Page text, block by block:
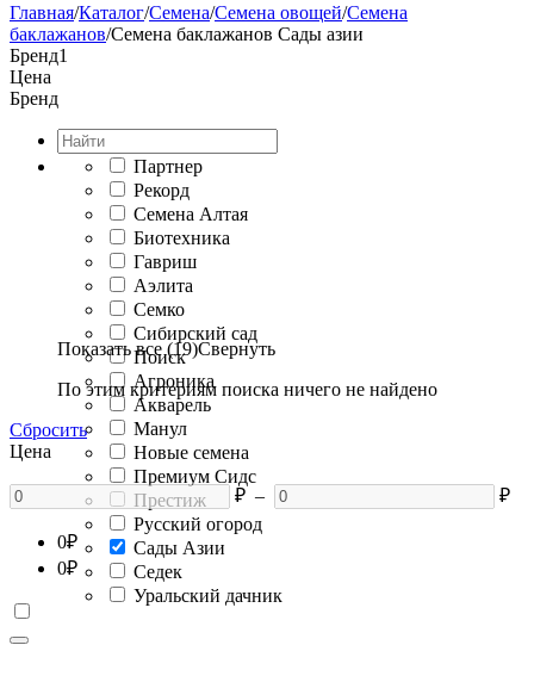
Главная/Каталог/Семена/Семена овощей/Семена
баклажанов/Семена баклажанов Сады азии
Бренд1
Цена
Бренд
Партнер
Рекорд
Семена Алтая
Биотехника
Гавриш
Аэлита
Семко
Сибирский сад
Поиск
Агроника
Акварель
Манул
Новые семена
Премиум Сидс
Престиж
Русский огород
Сады Азии
Седек
Уральский дачник
Показать все (19)Свернуть
По этим критериям поиска ничего не найдено
Сбросить
Цена
₽ – ₽
0₽
0₽